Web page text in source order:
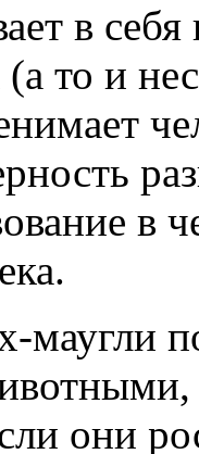
в
то и
в
маугли
они